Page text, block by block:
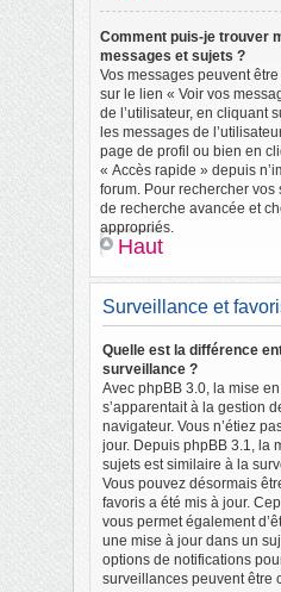
Comment puis-je trouver
messages et sujets ?
Vos messages peuvent
sur le lien « Voir vos
de l’utilisateur, en cliquant
les messages de
page de profil ou bien en
« Accès rapide » depuis
forum. Pour rechercher vos
de recherche avancée et
appropriés.
Haut
Surveillance et
Quelle est la différence
surveillance ?
Avec phpBB 3.0, la mise
s’apparentait à la gestion
navigateur. Vous n’étiez
jour. Depuis phpBB 3.1, la
sujets est similaire à la
Vous pouvez désormais
favoris a été mis à jour.
vous permet également
une mise à jour dans un
options de notifications
surveillances peuvent être